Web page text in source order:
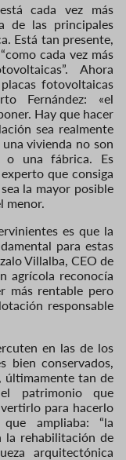
cada vez más
de las principales
Está tan presente,
cada vez más
Ahora
fotovoltaicas
Fernández: «el
Hay que hacer
sea realmente
vivienda no son
o una fábrica. Es
que consiga
la mayor posible
menor.
es que la
para estas
Villalba, CEO de
agrícola reconocía
más rentable pero
responsable
en las de los
bien conservados,
últimamente tan de
patrimonio que
para hacerlo
ampliaba: “la
la rehabilitación de
arquitectónica